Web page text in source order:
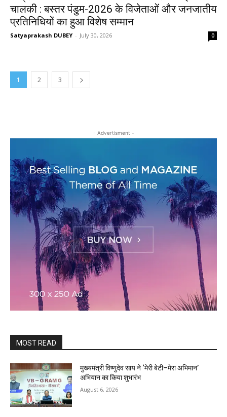
चालकी : बस्तर पंडुम-2026 के विजेताओं और जनजातीय
प्रतिनिधियों का हुआ विशेष सम्मान
Satyaprakash DUBEY - July 30, 2026 0
1 2 3
- Advertisment -
MOST READ
मुख्यमंत्री विष्णुदेव साय ने ‘मेरी बेटी–मेरा अभिमान’
अभियान का किया शुभारंभ
August 6, 2026